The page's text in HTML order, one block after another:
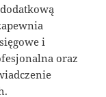
i
oraz